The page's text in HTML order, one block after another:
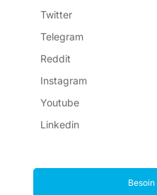
Twitter
Telegram
Reddit
Instagram
Youtube
Linkedin